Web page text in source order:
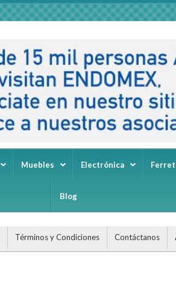
Muebles Electrónica
Blog
Términos y Condiciones Contáctanos